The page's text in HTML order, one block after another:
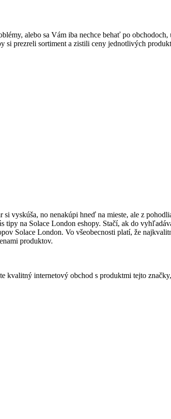
alebo sa Vám iba nechce behať po
si prezreli sortiment a zistili ceny jednotlivých
vyskúša, no nenakúpi hneď na mieste, ale z
na Solace London eshopy. Stačí, ak do
Solace London. Vo všeobecnosti platí, že
produktov.
kvalitný internetový obchod s produktmi tejto značky,